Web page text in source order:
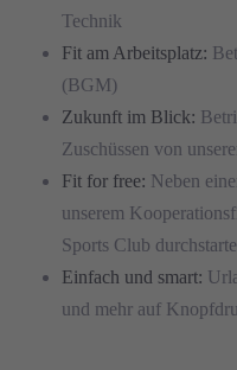
Technik
Fit am Arbeitsplatz:
(BGM)
Zukunft im Blick:
Zuschüssen von
Fit for free: Neben
unserem
Sports Club
Einfach und smart:
und mehr auf